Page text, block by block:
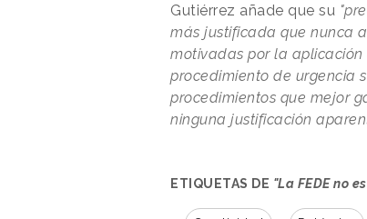
Gutiérrez añade que su
más justificada que nunca
motivadas por la aplicación
procedimiento de urgencia
procedimientos que mejor
ninguna justificación
ETIQUETAS DE "La FEDE no